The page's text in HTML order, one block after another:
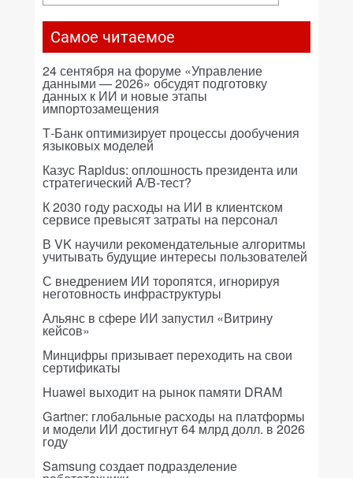
Самое читаемое
24 сентября на форуме «Управление
данными — 2026» обсудят подготовку
данных к ИИ и новые этапы
импортозамещения
Т-Банк оптимизирует процессы дообучения
языковых моделей
Казус Rapidus: оплошность президента или
стратегический A/B-тест?
К 2030 году расходы на ИИ в клиентском
сервисе превысят затраты на персонал
В VK научили рекомендательные алгоритмы
учитывать будущие интересы пользователей
С внедрением ИИ торопятся, игнорируя
неготовность инфраструктуры
Альянс в сфере ИИ запустил «Витрину
кейсов»
Минцифры призывает переходить на свои
сертификаты
Huawei выходит на рынок памяти DRAM
Gartner: глобальные расходы на платформы
и модели ИИ достигнут 64 млрд долл. в 2026
году
Samsung создает подразделение